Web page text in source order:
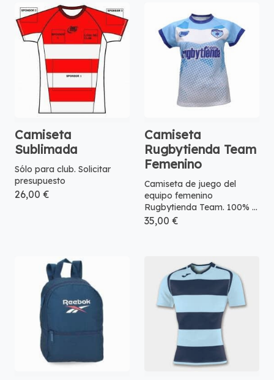
Camiseta
Sublimada
Sólo para club. Solicitar
presupuesto
26,00 €
Camiseta
Rugbytienda Team
Femenino
Camiseta de juego del
equipo femenino
Rugbytienda Team. 100% ...
35,00 €